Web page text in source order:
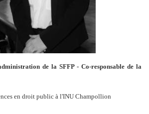
de la SFFP - Co-responsable de la
en droit public à l'INU Champollion